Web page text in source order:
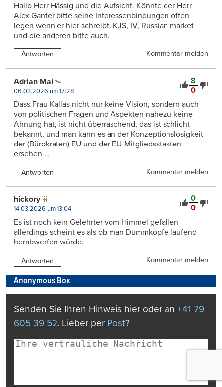
Hallo Herr Hässig und die Aufsicht. Könnte der Herr
Alex Ganter bitte seine Interessenbindungen offen
legen wenn er hier schreibt. KJS, IV, Russian market
und die anderen bitte auch.
Antworten Kommentar melden
8
0
Adrian Mai
06.03.2026 um 17:28
Dass Frau Kallas nicht nur keine Vision, sondern auch
von politischen Fragen und Aspekten nahezu keine
Ahnung hat, ist nicht überraschend, das ist schlicht
bekannt, und man kann es an der Konzeptionslosigkeit
der (Bürokraten) EU und der EU-Mitgliedsstaaten
ersehen …
Antworten Kommentar melden
0
0
hickory
14.03.2026 um 13:04
Es ist noch kein Gelehrter vom Himmel gefallen
allerdings scheint es als ob man Dummköpfe laufend
herabwerfen würde.
Antworten Kommentar melden
Anonymous Box
Senden Sie Ihren Hinweis hier oder an +41 79
605 39 52. Lieber per Post?